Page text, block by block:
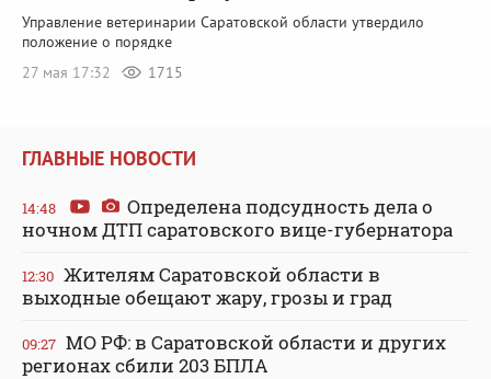
Управление ветеринарии Саратовской области утвердило
положение о порядке
27 мая 17:32
1715
ГЛАВНЫЕ НОВОСТИ
14:48
Определена подсудность дела о
ночном ДТП саратовского вице-губернатора
12:30 Жителям Саратовской области в
выходные обещают жару, грозы и град
09:27 МО РФ: в Саратовской области и других
регионах сбили 203 БПЛА